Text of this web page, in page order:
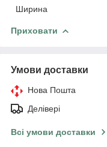
Ширина
Приховати
Умови доставки
Нова Пошта
Делівері
Всі умови доставки